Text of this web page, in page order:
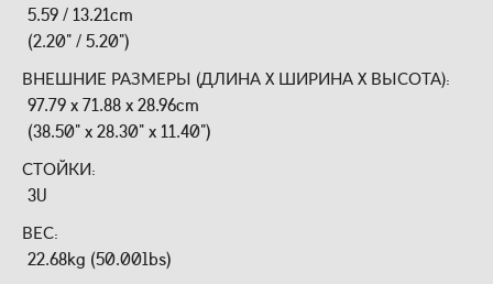
5.59 / 13.21cm
(2.20" / 5.20")
ВНЕШНИЕ РАЗМЕРЫ (ДЛИНА X ШИРИНА X ВЫСОТА):
97.79 x 71.88 x 28.96cm
(38.50" x 28.30" x 11.40")
СТОЙКИ:
3U
ВЕС:
22.68kg (50.00lbs)